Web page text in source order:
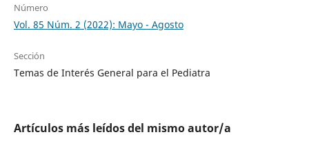
Número
Vol. 85 Núm. 2 (2022): Mayo - Agosto
Sección
Temas de Interés General para el Pediatra
Artículos más leídos del mismo autor/a